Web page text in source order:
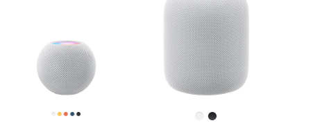
了
解
HomePod<